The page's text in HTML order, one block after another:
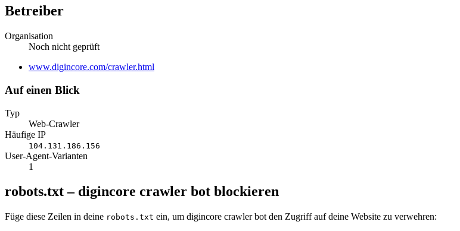
Betreiber
Organisation
Noch nicht geprüft
Website
www.digincore.com/crawler.html
Auf einen Blick
Typ
Web-Crawler
Häufige IP
104.131.186.156
User-Agent-Varianten
1
robots.txt – digincore crawler bot blockieren
Füge diese Zeilen in deine robots.txt ein, um digincore crawler bot den Zugriff auf deine Website zu verwehren: